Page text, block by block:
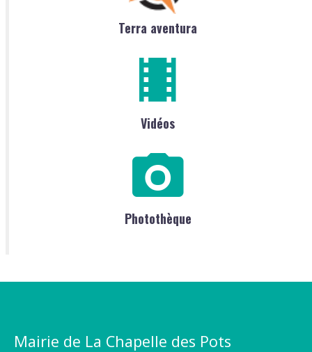
Terra aventura
Vidéos
Photothèque
Mairie de La Chapelle des Pots